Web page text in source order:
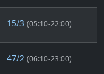
15/3 (05:10-22:00)
47/2 (06:10-23:00)